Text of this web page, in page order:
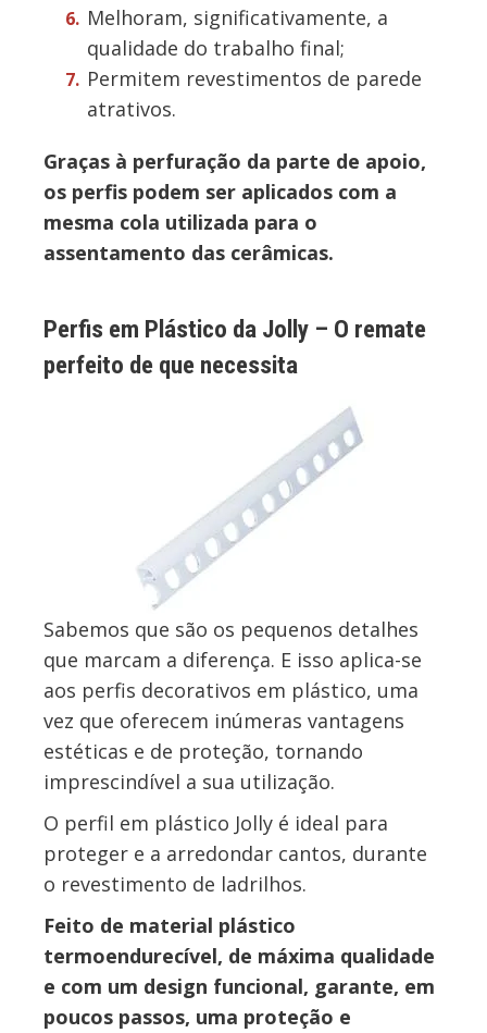
Melhoram, significativamente, a
qualidade do trabalho final;
Permitem revestimentos de parede
atrativos.
Graças à perfuração da parte de apoio,
os perfis podem ser aplicados com a
mesma cola utilizada para o
assentamento das cerâmicas.
Perfis em Plástico da Jolly – O remate
perfeito de que necessita
Sabemos que são os pequenos detalhes
que marcam a diferença. E isso aplica-se
aos perfis decorativos em plástico, uma
vez que oferecem inúmeras vantagens
estéticas e de proteção, tornando
imprescindível a sua utilização.
O perfil em plástico Jolly é ideal para
proteger e a arredondar cantos, durante
o revestimento de ladrilhos.
Feito de material plástico
termoendurecível, de máxima qualidade
e com um design funcional, garante, em
poucos passos, uma proteção e